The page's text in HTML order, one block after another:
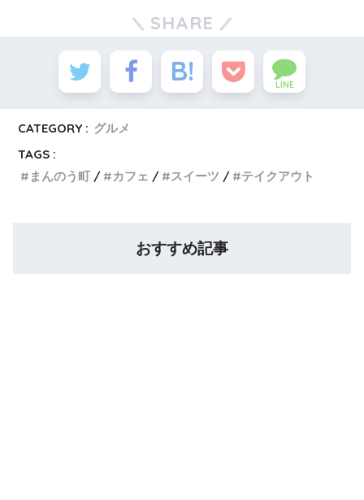
SHARE
LINE
CATEGORY : グルメ
TAGS :
まんのう町
カフェ スイーツ テイクアウト
おすすめ記事